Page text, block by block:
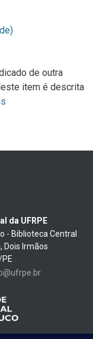
de outra
item é descrita
da UFRPE
- Biblioteca Central
Dois Irmãos